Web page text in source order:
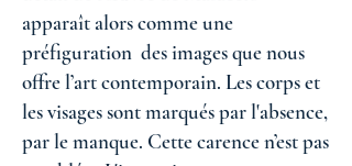
apparaît alors comme une
préfiguration des images que nous
offre l’art contemporain. Les corps et
les visages sont marqués par l'absence,
par le manque. Cette carence n’est pas